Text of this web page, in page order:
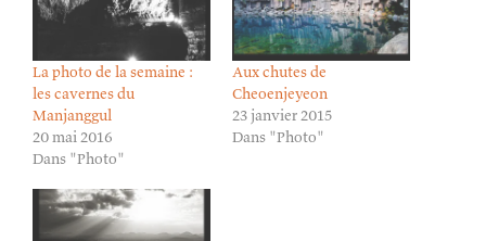
La photo de la semaine :
les cavernes du
Manjanggul
20 mai 2016
Dans "Photo"
Aux chutes de
Cheoenjeyeon
23 janvier 2015
Dans "Photo"